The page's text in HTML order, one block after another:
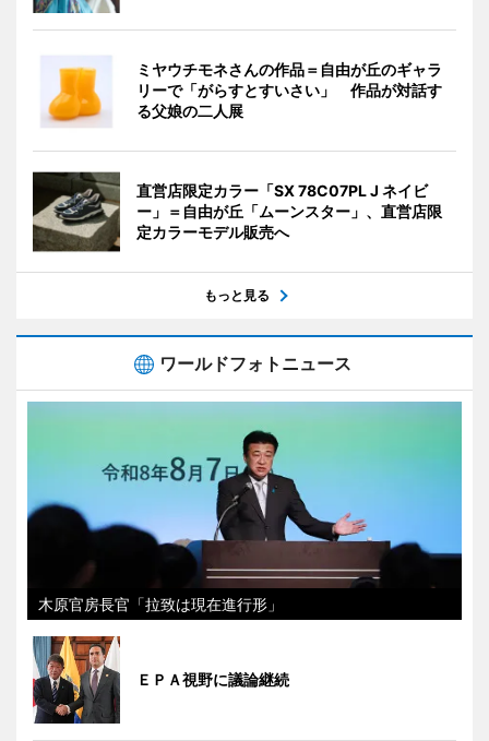
ミヤウチモネさんの作品＝自由が丘のギャラ
リーで「がらすとすいさい」 作品が対話す
る父娘の二人展
直営店限定カラー「SX 78C07PL J ネイビ
ー」＝自由が丘「ムーンスター」、直営店限
定カラーモデル販売へ
もっと見る
ワールドフォトニュース
木原官房長官「拉致は現在進行形」
ＥＰＡ視野に議論継続